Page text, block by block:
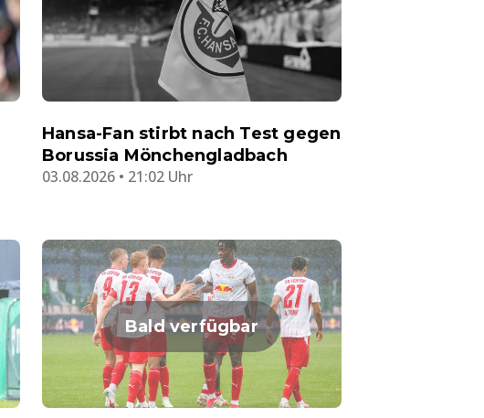
Hansa-Fan stirbt nach Test gegen
Borussia Mönchengladbach
03.08.2026 • 21:02 Uhr
Bald verfügbar